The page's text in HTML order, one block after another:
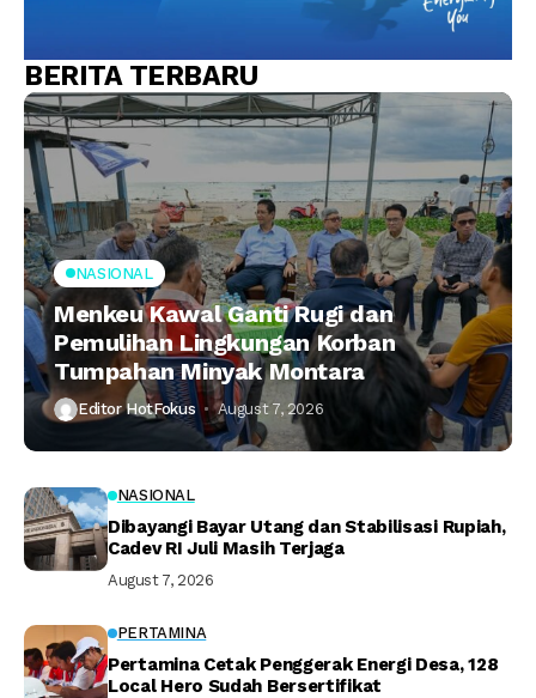
BERITA TERBARU
NASIONAL
Menkeu Kawal Ganti Rugi dan
Pemulihan Lingkungan Korban
Tumpahan Minyak Montara
Editor HotFokus August 7, 2026
NASIONAL
Dibayangi Bayar Utang dan Stabilisasi Rupiah,
Cadev RI Juli Masih Terjaga
August 7, 2026
PERTAMINA
Pertamina Cetak Penggerak Energi Desa, 128
Local Hero Sudah Bersertifikat